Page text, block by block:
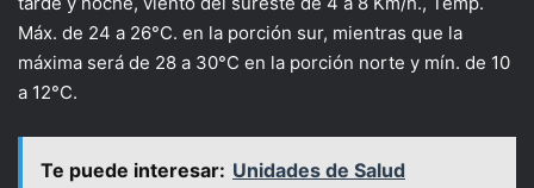
Máx. de 24 a 26°C. en la porción sur, mientras que la
máxima será de 28 a 30°C en la porción norte y mín. de 10
a 12°C.
Te puede interesar: Unidades de Salud